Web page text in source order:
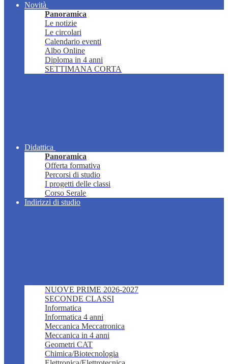
Novità
Panoramica
Le notizie
Le circolari
Calendario eventi
Albo Online
Diploma in 4 anni
SETTIMANA CORTA
Didattica
Panoramica
Offerta formativa
Percorsi di studio
I progetti delle classi
Corso Serale
Indirizzi di studio
NUOVE PRIME 2026-2027
SECONDE CLASSI
Informatica
Informatica 4 anni
Meccanica Meccatronica
Meccanica in 4 anni
Geometri CAT
Chimica/Biotecnologia